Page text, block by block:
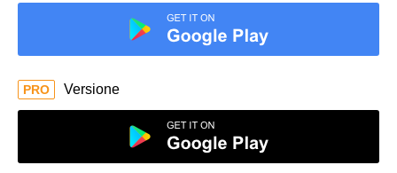
PRO Versione